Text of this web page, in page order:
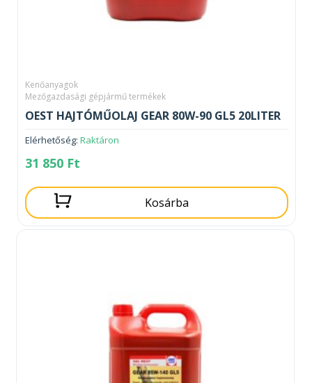
Kenőanyagok
Mezőgazdasági gépjármű termékek
OEST HAJTÓMŰOLAJ GEAR 80W-90 GL5 20LITER
Elérhetőség: Raktáron
31 850 Ft
Kosárba